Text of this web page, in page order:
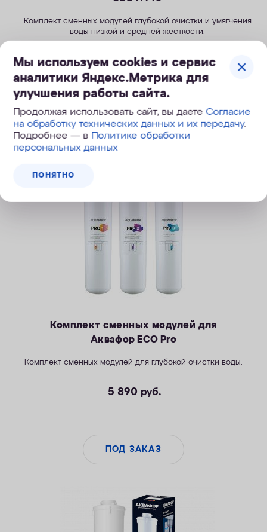
Комплект сменных модулей глубокой очистки и умягчения
воды низкой и средней жесткости.
5 990руб.
ПОД ЗАКАЗ
Комплект сменных модулей для
Аквафор ECO Pro
Комплект сменных модулей для глубокой очистки воды.
5 890 руб.
ПОД ЗАКАЗ
Мы используем cookies и сервис
аналитики Яндекс.Метрика для
улучшения работы сайта.
Продолжая использовать сайт, вы даетеСогласие
на обработку технических данных и их передачу.
Подробнее — в Политике обработки
персональных данных
ПОНЯТНО